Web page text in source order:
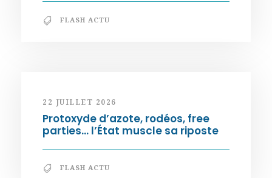
FLASH ACTU
22 JUILLET 2026
Protoxyde d’azote, rodéos, free
parties… l’État muscle sa riposte
FLASH ACTU